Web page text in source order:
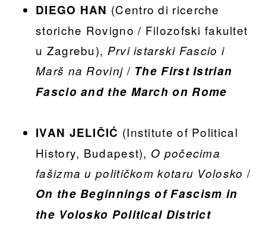
DIEGO HAN (Centro di ricerche
storiche Rovigno / Filozofski fakultet
u Zagrebu), Prvi istarski Fascio i
Marš na Rovinj / The First Istrian
Fascio and the March on Rome
IVAN JELIČIĆ (Institute of Political
History, Budapest), O počecima
fašizma u političkom kotaru Volosko /
On the Beginnings of Fascism in
the Volosko Political District